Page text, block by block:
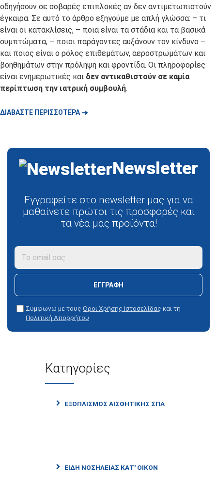
οδηγήσουν σε σοβαρές επιπλοκές αν δεν αντιμετωπιστούν
έγκαιρα. Σε αυτό το άρθρο εξηγούμε με απλή γλώσσα: – τι
είναι οι κατακλίσεις, – ποια είναι τα στάδια και τα βασικά
συμπτώματα, – ποιοι παράγοντες αυξάνουν τον κίνδυνο –
και ποιος είναι ο ρόλος επιθεμάτων, αεροστρωμάτων και
βοηθημάτων στην πρόληψη και φροντίδα. Οι πληροφορίες
είναι ενημερωτικές και δεν αντικαθιστούν σε καμία
περίπτωση την ιατρική συμβουλή.
ΔΙΑΒΆΣΤΕ ΠΕΡΙΣΣΌΤΕΡΑ🠆
Newsletter
Εγγραφείτε στο newsletter μας για να
μαθαίνετε πρώτοι τις προσφορές και
τα νέα μας προϊόντα!
ΕΓΓΡΑΦΉ
Συμφωνώ με τους Όροι Χρήσης Ιστοσελίδας και τη
Πολιτική Απορρήτου
Κατηγορίες
ΕΞΟΠΛΙΣΜΌΣ ΑΙΣΘΗΤΙΚΉΣ ΣΠΑ
ΕΊΔΗ ΝΟΣΗΛΕΊΑΣ ΚΑΤ' ΟΊΚΟΝ